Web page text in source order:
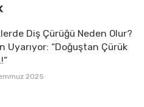
Diş Çürüğü Neden Olur?
Uyarıyor: “Doğuştan Çürük
2025